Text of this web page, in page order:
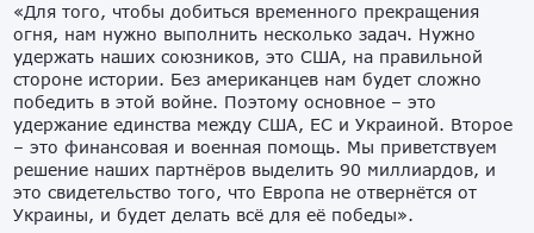
«Для того, чтобы добиться временного прекращения
огня, нам нужно выполнить несколько задач. Нужно
удержать наших союзников, это США, на правильной
стороне истории. Без американцев нам будет сложно
победить в этой войне. Поэтому основное – это
удержание единства между США, ЕС и Украиной. Второе
– это финансовая и военная помощь. Мы приветствуем
решение наших партнёров выделить 90 миллиардов, и
это свидетельство того, что Европа не отвернётся от
Украины, и будет делать всё для её победы».